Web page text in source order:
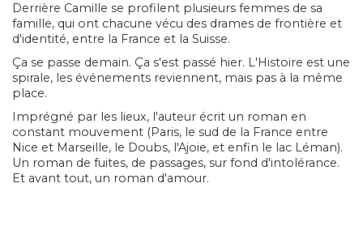
Derrière Camille se profilent plusieurs femmes de sa
famille, qui ont chacune vécu des drames de frontière et
d'identité, entre la France et la Suisse.
Ça se passe demain. Ça s'est passé hier. L'Histoire est une
spirale, les événements reviennent, mais pas à la même
place.
Imprégné par les lieux, l'auteur écrit un roman en
constant mouvement (Paris, le sud de la France entre
Nice et Marseille, le Doubs, l'Ajoie, et enfin le lac Léman).
Un roman de fuites, de passages, sur fond d'intolérance.
Et avant tout, un roman d'amour.